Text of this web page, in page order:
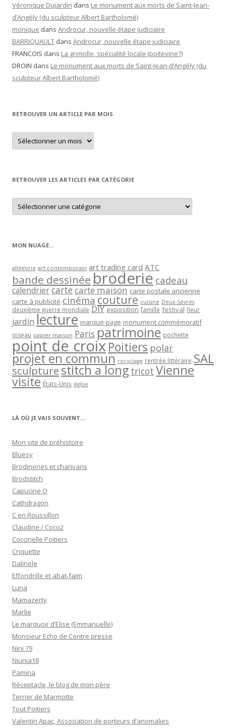
Véronique Dujardin dans Le monument aux morts de Saint-Jean-
d’Angély (du sculpteur Albert Bartholomé)
monique dans Androcur, nouvelle étape judiciaire
BARRIQUAULT dans Androcur, nouvelle étape judiciaire
FRANCOIS dans La grimolle, spécialité locale (poitevine?)
DROIN dans Le monument aux morts de Saint-Jean-d’Angély (du
sculpteur Albert Bartholomé)
RETROUVER UN ARTICLE PAR MOIS
Retrouver
un
article
RETROUVER LES ARTICLES PAR CATÉGORIE
Retrouver
les
articles
MON NUAGE…
allégorie art contemporain art trading card ATC
bande dessinée broderie cadeau
calendriercartecarte maison carte postale ancienne
carte à publicité cinéma couture cuisine Deux-Sèvres
deuxième guerre mondiale DIY exposition famille festival fleur
jardin lecture marque-page monument commémoratif
oiseau papier maison Paris patrimoine pochette
point de croixPoitiers polar
projet en commun recyclage rentrée littéraire SAL
sculpturestitch a long tricot Vienne
visite États-Unis église
LÀ OÙ JE VAIS SOUVENT…
Mon site de préhistoire
Bluesy
Brodineries et charivaris
Brodstitch
Capucine O
Cathdragon
C en Roussillon
Claudine / Coco2
Coccinelle Poitiers
Criquette
Dalinele
Effondrille et abat-faim
Luna
Mamazerty
Marlie
Le marquoir d’Elise (Emmanuelle)
Monsieur Echo de Centre presse
Nini 79
Niunia18
Pamina
Réceptacle, le blog de mon père
Terrier de Marmotte
Tout Poitiers
Valentin Apac, Association de porteurs d’anomalies